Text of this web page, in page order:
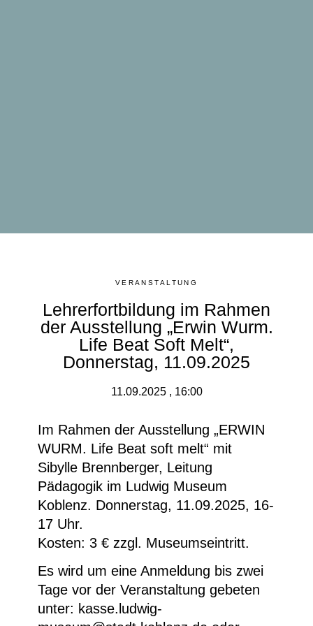
VERANSTALTUNG
Lehrerfortbildung im Rahmen
der Ausstellung „Erwin Wurm.
Life Beat Soft Melt“,
Donnerstag, 11.09.2025
11.09.2025 , 16:00
Im Rahmen der Ausstellung „ERWIN
WURM. Life Beat soft melt“ mit
Sibylle Brennberger, Leitung
Pädagogik im Ludwig Museum
Koblenz. Donnerstag, 11.09.2025, 16-
17 Uhr.
Kosten: 3 € zzgl. Museumseintritt.
Es wird um eine Anmeldung bis zwei
Tage vor der Veranstaltung gebeten
unter: kasse.ludwig-